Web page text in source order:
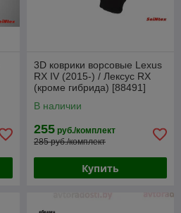
3D коврики ворсовые Lexus
RX IV (2015-) / Лексус RX
(кроме гибрида) [88491]
В наличии
255 руб./комплект
285 руб./комплект
Купить